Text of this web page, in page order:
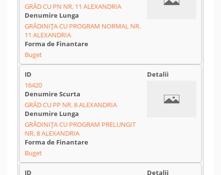
GRĂD CU PN NR. 11 ALEXANDRIA
GRĂDINIȚA CU PROGRAM NORMAL NR.
11 ALEXANDRIA
Buget
16420
GRĂD CU PP NR. 8 ALEXANDRIA
GRĂDINIȚA CU PROGRAM PRELUNGIT
NR. 8 ALEXANDRIA
Buget